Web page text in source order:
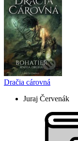
Dračia cárovná
Juraj Červenák